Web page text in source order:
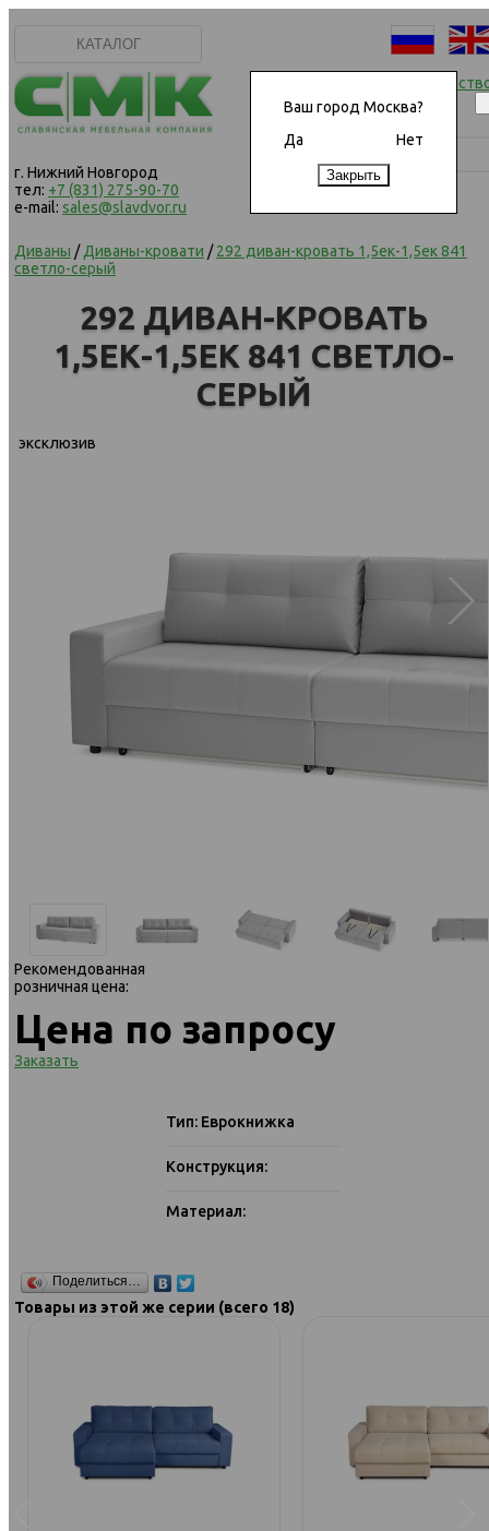
Ваш город Москва?
Да
Нет
КАТАЛОГ
г. Нижний Новгород
тел: +7 (831) 275-90-70
e-mail: sales@slavdvor.ru
Начать
Диваны /Диваны-кровати /292 диван-кровать 1,5ек-1,5ек 841
светло-серый
Рекомендованная
розничная цена:
Цена по запросу
Заказать
Тип: Еврокнижка
Конструкция:
Материал:
Поделиться…
292 ДИВАН-КРОВАТЬ
1,5ЕК-1,5ЕК 841 СВЕТЛО-
СЕРЫЙ
эксклюзив
Товары из этой же серии (всего 18)